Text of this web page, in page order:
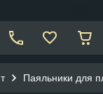
Паяльники для